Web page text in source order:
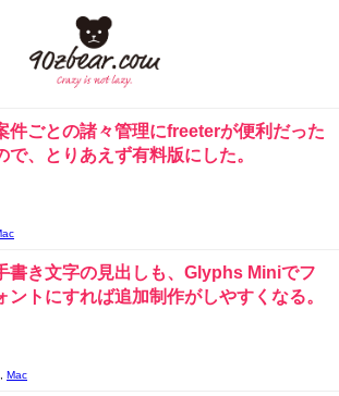
件ごとの諸々管理にfreeterが便利だった
で、とりあえず有料版にした。
書き文字の見出しも、Glyphs Miniでフ
ントにすれば追加制作がしやすくなる。
, Mac